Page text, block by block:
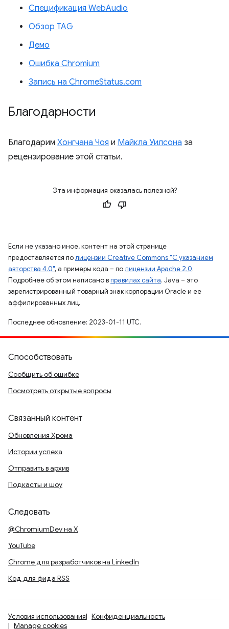
Спецификация WebAudio
Обзор TAG
Демо
Ошибка Chromium
Запись на ChromeStatus.com
Благодарности
Благодарим Хонгчана Чоя и Майкла Уилсона за
рецензирование этой статьи.
Эта информация оказалась полезной?
Если не указано иное, контент на этой странице
предоставляется полицензии Creative Commons "С указанием
авторства 4.0", а примеры кода – полицензии Apache 2.0.
Подробнее об этом написано вправилах сайта. Java – это
зарегистрированный товарный знак корпорации Oracle и ее
аффилированных лиц.
Последнее обновление: 2023-01-11 UTC.
Способствовать
Сообщить об ошибке
Посмотреть открытые вопросы
Связанный контент
Обновления Хрома
Истории успеха
Отправить в архив
Подкасты и шоу
Следовать
@ChromiumDev на X
YouTube
Chrome для разработчиков на LinkedIn
Код для фида RSS
Условия использования
Конфиденциальность
Manage cookies